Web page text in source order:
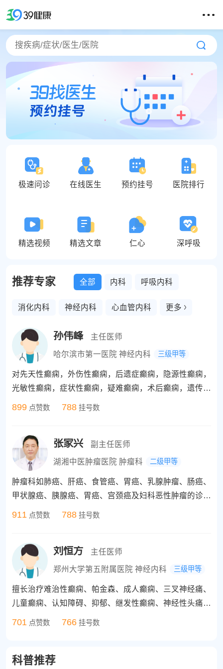
极速问诊 在线医生 预约挂号 医院排行
精选视频 精选文章 仁心 深呼吸
推荐专家 全部 内科 呼吸内科
消化内科 神经内科 心血管内科 更多
孙伟峰 主任医师
三级甲等
哈尔滨市第一医院 神经内科
对先天性癫痫，外伤性癫痫，后遗症癫痫，隐源性癫痫，
光敏性癫痫，症状性癫痫，疑难癫痫，术后癫痫，遗传性
癫痫，精神障碍癫痫，并发症癫痫，睡眠性癫痫，晕厥性
率高，治疗技术处于国内领先水平。
899 点赞数 788 挂号数
张家兴 副主任医师
二级甲等
湖湘中医肿瘤医院 肿瘤科
肿瘤科如肺癌、肝癌、食管癌、胃癌、乳腺肿瘤、肠癌、
甲状腺癌、胰腺癌、胃癌、宫颈癌及妇科恶性肿瘤的诊断
及治疗，包括肿瘤的化疗灌注及栓塞、碘125粒子植入、
脉栓塞、颈外动脉分支栓塞化疗等，早中晚期不同阶段肿
瘤的微创综合治疗。
911 点赞数 788 挂号数
刘恒方 主任医师
三级甲等
郑州大学第五附属医院 神经内科
擅长治疗难治性癫痫、帕金森、成人癫痫、三叉神经痛、
儿童癫痫、认知障碍、抑郁、继发性癫痫、神经性头痛、
原发性癫痫、脑中风后遗症、焦虑、婴儿痉挛症、青少年
等各种神经系统疾病，以及三叉神经损伤、头痛、中枢神
701 点赞数 766 挂号数
科普推荐